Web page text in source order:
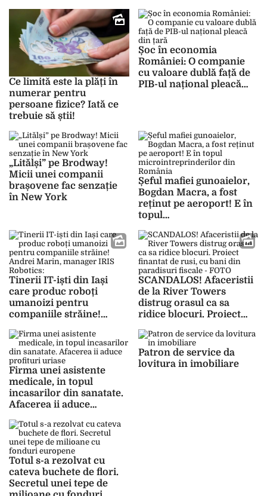
plăcută și productivă în
colectiv
Ce limită este la plăți în
numerar pentru
persoane fizice? Iată ce
trebuie să știi!
Șoc în economia
României: O companie
cu valoare dublă față de
PIB-ul național pleacă
„Litălși” pe Brodway!
Micii unei companii
brașovene fac senzație
în New York
Șeful mafiei gunoaielor,
Bogdan Macra, a fost
reținut pe aeroport! E în
topul
din România
Tinerii IT-iști din Iași
care produc roboți
umanoizi pentru
companiile străine!
IRIS Robotics: „Toată
treaba a pornit dintr-un
garaj”
SCANDALOS! Afaceristii
de la River Towers
distrug orasul ca sa
ridice blocuri. Proiect
din paradisuri fiscale –
FOTO
Firma unei asistente
medicale, in topul
incasarilor din sanatate.
Afacerea ii aduce
Patron de service da
lovitura in imobiliare
Totul s-a rezolvat cu
cateva buchete de flori.
Secretul unei tepe de